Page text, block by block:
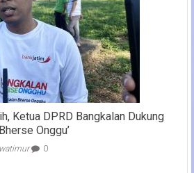
Ketua DPRD Bangkalan Dukung
Onggu’
0